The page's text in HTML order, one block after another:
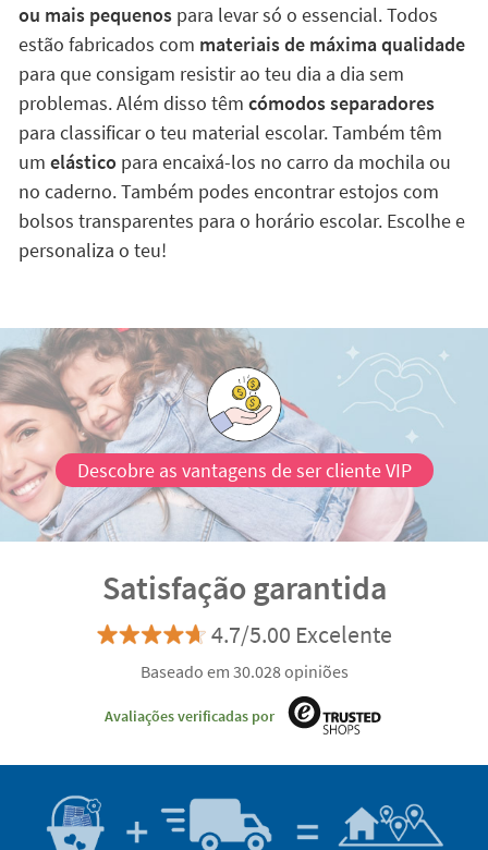
ou mais pequenospara levar só o essencial. Todos
estão fabricados com materiais de máxima qualidade
para que consigam resistir ao teu dia a dia sem
problemas. Além disso têm cómodos separadores
para classificar o teu material escolar. Também têm
um elástico para encaixá-los no carro da mochila ou
no caderno. Também podes encontrar estojos com
bolsos transparentes para o horário escolar. Escolhe e
personaliza o teu!
Descobre as vantagens de ser cliente VIP
Satisfação garantida
4.7/5.00 Excelente
Baseado em 30.028 opiniões
Avaliações verificadas por